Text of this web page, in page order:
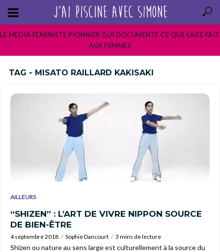
LE MEDIA FEMINISTE PIONNIER QUI DOCUMENTE CE QUE L’AGE FAIT
AUX FEMMES
TAG - MISATO RAILLARD KAKISAKI
AILLEURS
“SHIZEN” : L’ART DE VIVRE NIPPON SOURCE
DE BIEN-ÊTRE
4 septembre 2018 Sophie Dancourt 3 mins de lecture
Shizen ou nature au sens large est culturellement à la source du